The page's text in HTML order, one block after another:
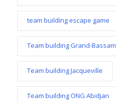
team building escape game
Team building Grand-Bassam
Team building Jacqueville
Team building ONG Abidjan